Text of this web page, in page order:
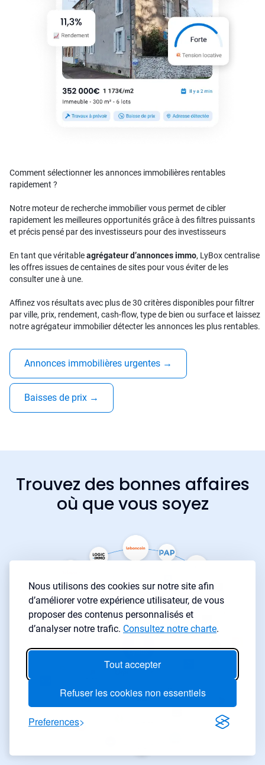
Nous utilisons des cookies sur notre site afin
d’améliorer votre expérience utilisateur, de vous
proposer des contenus personnalisés et
d’analyser notre trafic. Consultez notre charte.
Tout accepter
Refuser les cookies non essentiels
Preferences
Comment sélectionner les annonces immobilières rentables
rapidement ?
Notre moteur de recherche immobilier vous permet de cibler
rapidement les meilleures opportunités grâce à des filtres puissants
et précis pensé par des investisseurs pour des investisseurs
En tant que véritableagrégateur d’annonces immo, LyBox centralise
les offres issues de centaines de sites pour vous éviter de les
consulter une à une.
Affinez vos résultats avec plus de 30 critères disponibles pour filtrer
par ville, prix, rendement, cash-flow, type de bien ou surface et laissez
notre agrégateur immobilier détecter les annonces les plus rentables.
Annonces immobilières urgentes →
Baisses de prix →
Trouvez des bonnes affaires
où que vous soyez